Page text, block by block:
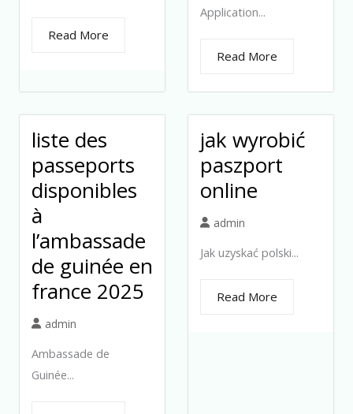
Read More
Application...
Read More
liste des
passeports
disponibles
à
l’ambassade
de guinée en
france 2025
admin
Ambassade de
Guinée...
jak wyrobić
paszport
online
admin
Jak uzyskać polski...
Read More